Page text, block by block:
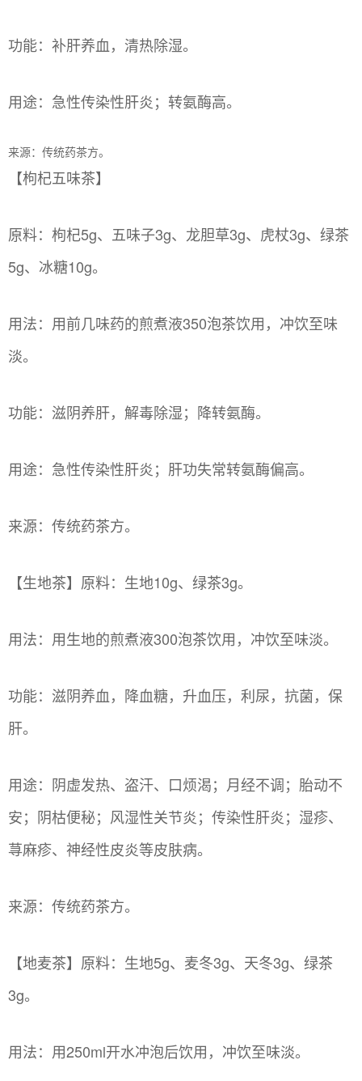
功能：补肝养血，清热除湿。
用途：急性传染性肝炎；转氨酶高。
来源：传统药茶方。
【枸杞五味茶】
原料：枸杞5g、五味子3g、龙胆草3g、虎杖3g、绿茶
5g、冰糖10g。
用法：用前几味药的煎煮液350泡茶饮用，冲饮至味
淡。
功能：滋阴养肝，解毒除湿；降转氨酶。
用途：急性传染性肝炎；肝功失常转氨酶偏高。
来源：传统药茶方。
【生地茶】原料：生地10g、绿茶3g。
用法：用生地的煎煮液300泡茶饮用，冲饮至味淡。
功能：滋阴养血，降血糖，升血压，利尿，抗菌，保
肝。
用途：阴虚发热、盗汗、口烦渴；月经不调；胎动不
安；阴枯便秘；风湿性关节炎；传染性肝炎；湿疹、
荨麻疹、神经性皮炎等皮肤病。
来源：传统药茶方。
【地麦茶】原料：生地5g、麦冬3g、天冬3g、绿茶
3g。
用法：用250ml开水冲泡后饮用，冲饮至味淡。